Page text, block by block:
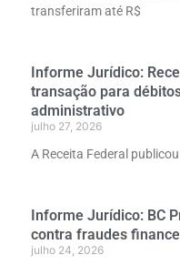
transferiram até R$
Informe Jurídico:
transação para
administrativo
julho 27, 2026
A Receita Federal
Informe Jurídico: BC
contra fraudes
julho 24, 2026